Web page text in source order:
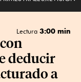
Lectura 3:00 min
deducir
a